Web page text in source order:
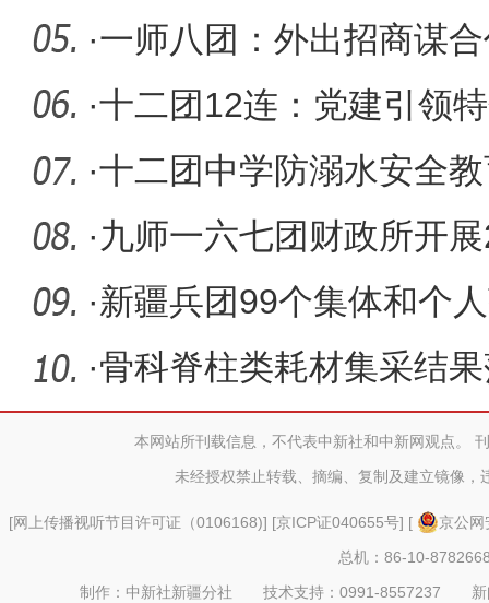
具暖人心
·一师八团：外出招商谋
·十二团12连：党建引领
力乡村振
·十二团中学防溺水安全
全
·九师一六七团财政所开
项资金自
·新疆兵团99个集体和个
奖和工人
·骨科脊柱类耗材集采结
本网站所刊载信息，不代表中新社和中新网观点。
未经授权禁止转载、摘编、复制及建立镜像，
[网上传播视听节目许可证（0106168)] [京ICP证040655号] [
京公
总机：86-10-
制作：中新社新疆分社 技术支持：0991-8557237